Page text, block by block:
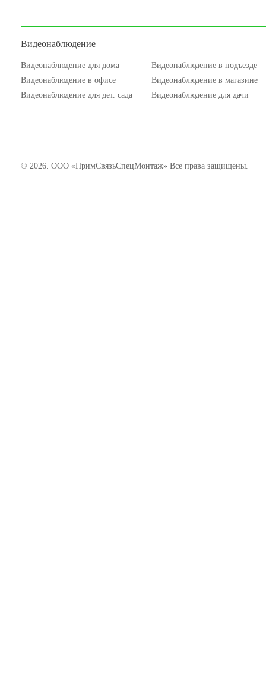
Видеонаблюдение
Видеонаблюдение для дома
Видеонаблюдение в подъезде
Видеонаблюдение в офисе
Видеонаблюдение в магазине
Видеонаблюдение для дет. сада
Видеонаблюдение для дачи
© 2026. ООО «ПримСвязьСпецМонтаж» Все права защищены.